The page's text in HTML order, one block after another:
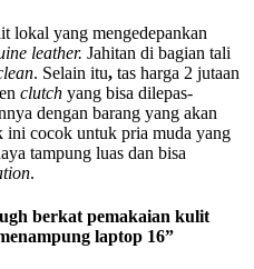
lokal yang mengedepankan
leather. Jahitan di bagian tali
. Selain itu, tas harga 2 jutaan
clutch yang bisa dilepas-
dengan barang yang akan
ini cocok untuk pria muda yang
tampung luas dan bisa
.
berkat pemakaian kulit
laptop 16”